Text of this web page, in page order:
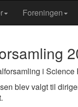
Foreningen
i
blev valgt til